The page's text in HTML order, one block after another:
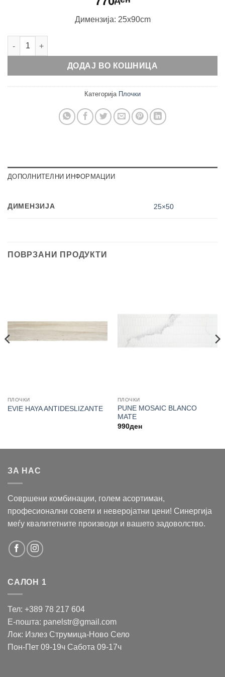
Димензија: 25x90cm
Liquid Blue Lines количина
ДОДАЈ ВО КОШНИЦА
Категорија Плочки
ДОПОЛНИТЕЛНИ ИНФОРМАЦИИ
ДИМЕНЗИЈА 25×50
ПОВРЗАНИ ПРОДУКТИ
ПЛОЧКИ
EVIE HAYA ANTIDESLIZANTE
ПЛОЧКИ
PUNE MOSAIC BLANCO
MATE
990ден
ЗА НАС
Совршени комбинации, голем асортиман,
професионални совети и неверојатни цени! Синергија
меѓу квалитетните производи и вашето задоволство.
САЛОН 1
Тел: +389 78 217 604
Е-пошта: panelstr@gmail.com
Лок: Излез Струмица-Ново Село
Пон-Пет 09-19ч Сабота 09-17ч